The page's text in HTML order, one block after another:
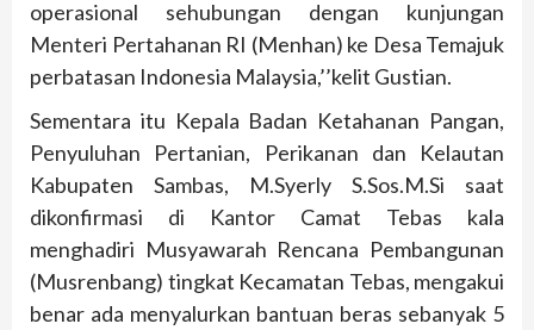
operasional sehubungan dengan kunjungan
Menteri Pertahanan RI (Menhan) ke Desa Temajuk
perbatasan Indonesia Malaysia,’’kelit Gustian.
Sementara itu Kepala Badan Ketahanan Pangan,
Penyuluhan Pertanian, Perikanan dan Kelautan
Kabupaten Sambas, M.Syerly S.Sos.M.Si saat
dikonfirmasi di Kantor Camat Tebas kala
menghadiri Musyawarah Rencana Pembangunan
(Musrenbang) tingkat Kecamatan Tebas, mengakui
benar ada menyalurkan bantuan beras sebanyak 5